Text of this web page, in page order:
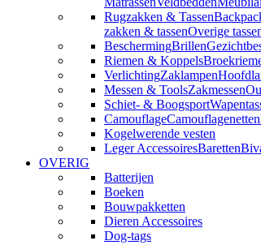
Rugzakken & Tassen
zakken & tassenOverige
BeschermingBrillen
Riemen & Koppels
VerlichtingZaklampen
Messen & ToolsZakmessen
Schiet- & Boogsport
CamouflageCamouflagenetten
Kogelwerende vesten
Leger AccessoiresBaretten
OVERIG
Batterijen
Boeken
Bouwpakketten
Dieren Accessoires
Dog-tags